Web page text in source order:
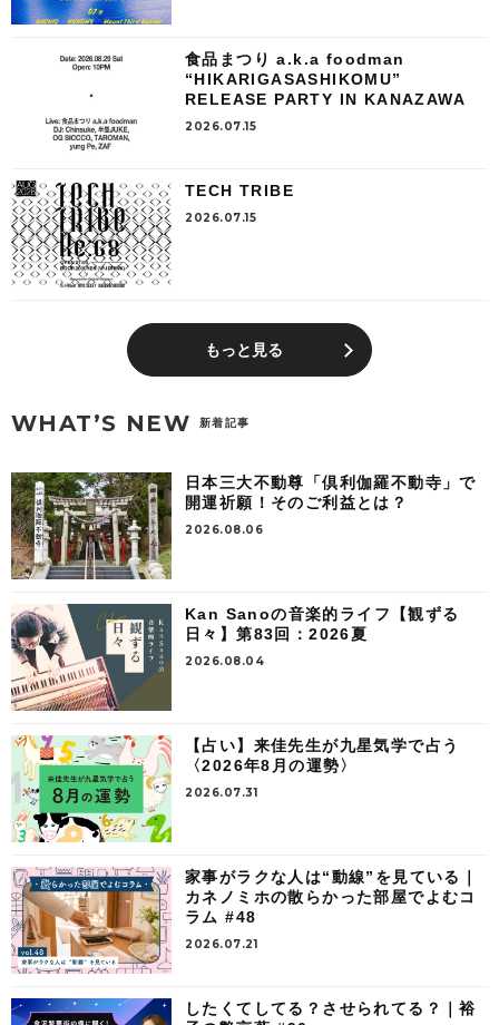
食品まつり a.k.a foodman
“HIKARIGASASHIKOMU”
RELEASE PARTY IN KANAZAWA
2026.07.15
TECH TRIBE
2026.07.15
もっと見る
WHAT’S NEW 新着記事
日本三大不動尊「倶利伽羅不動寺」で
開運祈願！そのご利益とは？
2026.08.06
Kan Sanoの音楽的ライフ【観ずる
日々】第83回：2026夏
2026.08.04
【占い】来佳先生が九星気学で占う
〈2026年8月の運勢〉
2026.07.31
家事がラクな人は“動線”を見ている｜
カネノミホの散らかった部屋でよむコ
ラム #48
2026.07.21
したくてしてる？させられてる？｜裕